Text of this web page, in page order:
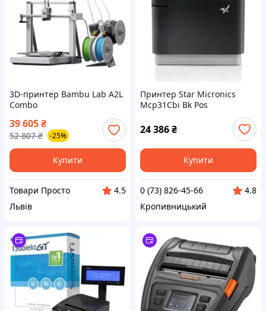
3D-принтер Bambu Lab A2L
Combo
39 605₴
52 807 ₴ -25%
Купити
Товари Просто
4.5
Львів
Принтер Star Micronics
Mcp31Cbi Bk Pos
(DK_NR_EGD_W128844671)
24 386₴
Купити
0 (73) 826-45-66
4.8
Кропивницький